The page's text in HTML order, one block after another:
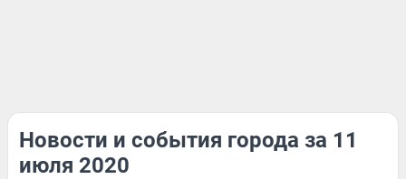
Новости и события города за 11
июля 2020